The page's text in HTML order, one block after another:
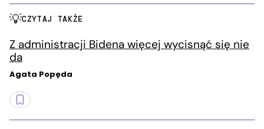
CZYTAJ TAKŻE
Z administracji Bidena więcej wycisnąć się nie
da
Agata Popęda